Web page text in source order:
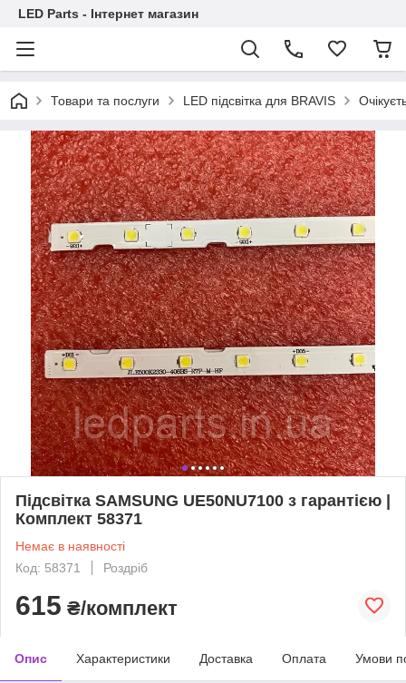
LED Parts - Інтернет магазин
Товари та послуги LED підсвітка для BRAVIS
Підсвітка SAMSUNG UE50NU7100 з гарантією |
Комплект 58371
Немає в наявності
Код: 58371
Роздріб
615 ₴/комплект
Опис Характеристики Доставка Оплата Умови